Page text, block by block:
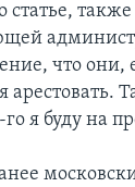
статье, также
что они,
арестовать.
я буду на